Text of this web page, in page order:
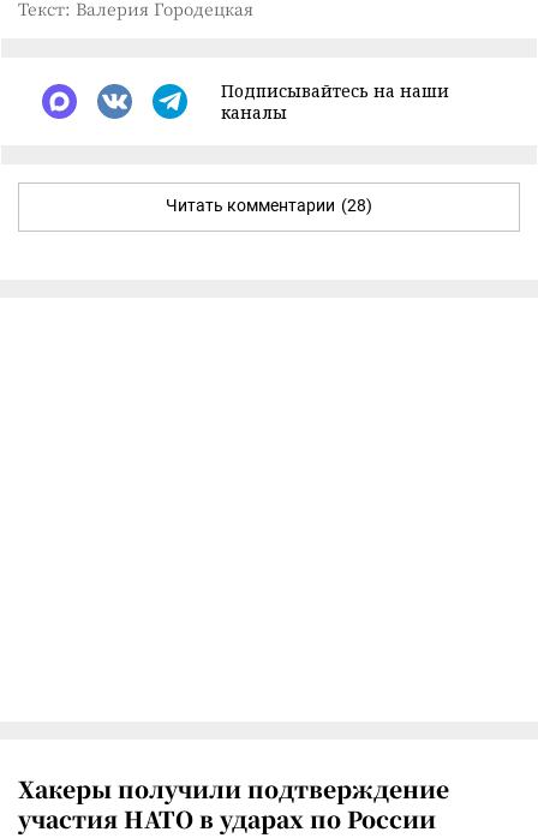
Текст: Валерия Городецкая
Подписывайтесь на наши
каналы
Читать комментарии (28)
Хакеры получили подтверждение
участия НАТО в ударах по России